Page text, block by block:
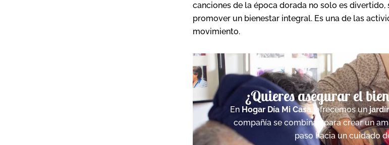
canciones de la época dorada no solo es
promover un bienestar integral. Es una de las
movimiento.
¿Quieres asegurar el
En Hogar Día Mi Casa, ofrecemos un
compañía se combinan para crear un
paso hacia un cuidado